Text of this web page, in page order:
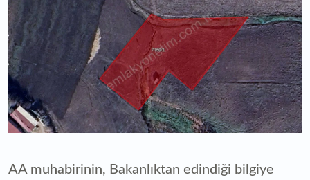
AA muhabirinin, Bakanlıktan edindiği bilgiye